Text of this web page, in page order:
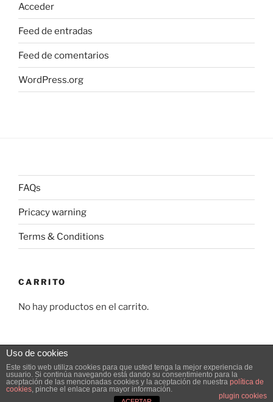
Acceder
Feed de entradas
Feed de comentarios
WordPress.org
FAQs
Pricacy warning
Terms & Conditions
CARRITO
No hay productos en el carrito.
Pricacy warning Funciona gracias a WordPress
Uso de cookies
Este sitio web utiliza cookies para que usted tenga la mejor experiencia de
usuario. Si continúa navegando está dando su consentimiento para la
aceptación de las mencionadas cookies y la aceptación de nuestra política de
cookies, pinche el enlace para mayor información.
plugin cookies